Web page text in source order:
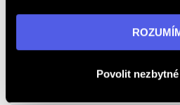
informací navštivte naši stránku
Povolit
Kód produktu 2.449859.245
Možnosti potisku